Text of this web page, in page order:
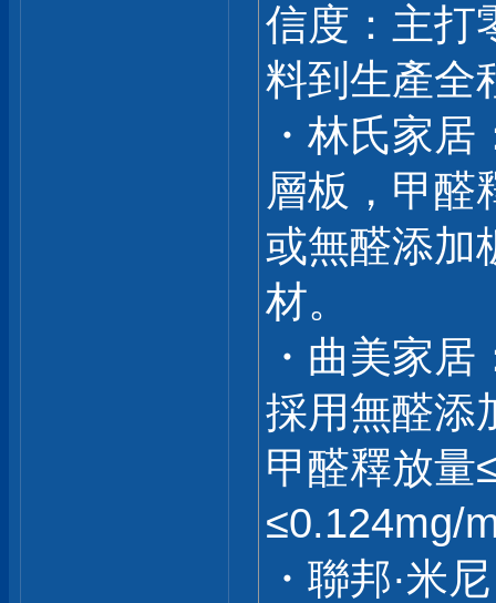
信度：主打
料到生產全
・林氏家
層板，甲醛
或無醛添加
材。
・曲美家
採用無醛添
甲醛釋放量
≤0.124mg/
・聯邦·米